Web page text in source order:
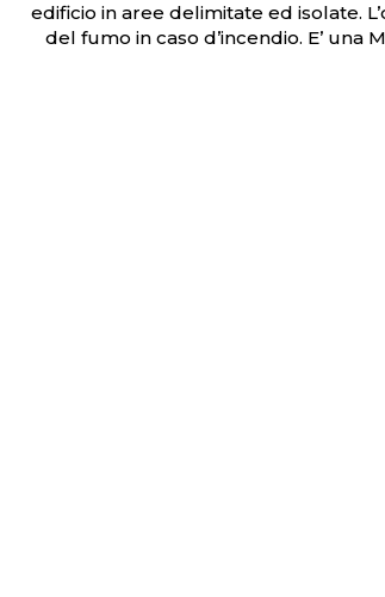
edificio in aree delimitate ed isolate.
del fumo in caso d’incendio. E’ una